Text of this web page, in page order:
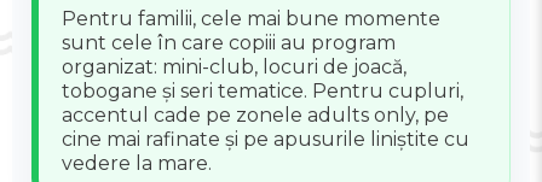
Pentru familii, cele mai bune momente
sunt cele în care copiii au program
organizat: mini-club, locuri de joacă,
tobogane și seri tematice. Pentru cupluri,
accentul cade pe zonele adults only, pe
cine mai rafinate și pe apusurile liniștite cu
vedere la mare.